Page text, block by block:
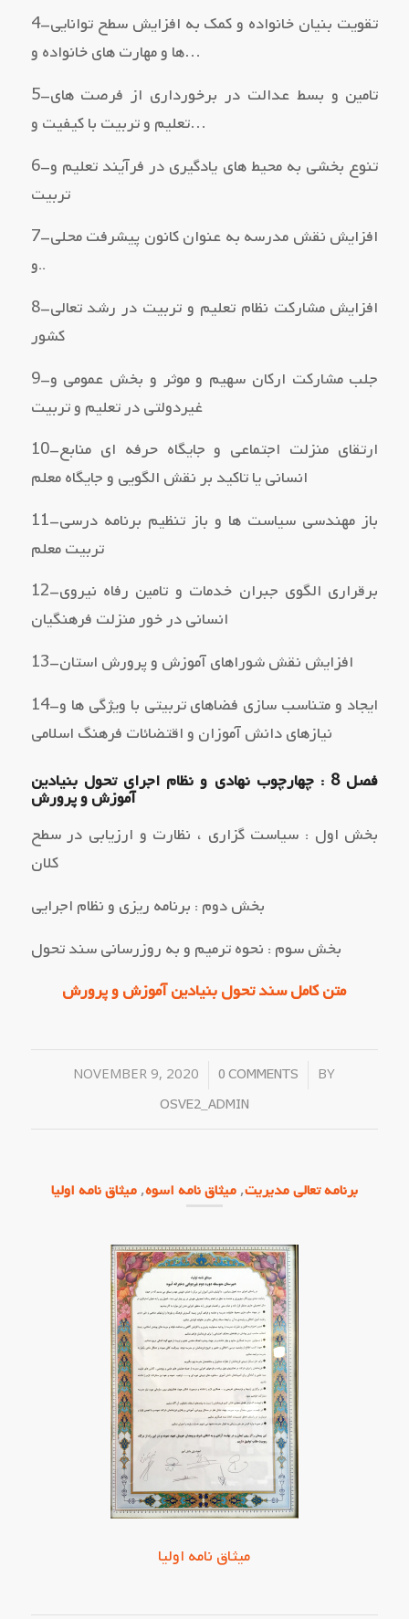
4–تقویت بنیان خانواده و کمک به افزایش سطح توانایی
ها و مهارت هاي خانواده و…
5–تامین و بسط عدالت در برخورداري از فرصت هاي
تعلیم و تربیت با کیفیت و…
6–تنوع بخشی به محیط هاي یادگیري در فرآیند تعلیم و
تربیت
7–افزایش نقش مدرسه به عنوان کانون پیشرفت محلی
و..
8–افزایش مشارکت نظام تعلیم و تربیت در رشد تعالی
کشور
9–جلب مشارکت ارکان سهیم و موثر و بخش عمومی و
غیردولتی در تعلیم و تربیت
10–ارتقاي منزلت اجتماعی و جایگاه حرفه اي منابع
انسانی یا تاکید بر نقش الگویی و جایگاه معلم
11–باز مهندسی سیاست ها و باز تنظیم برنامه درسی
تربیت معلم
12–برقراري الگوي جبران خدمات و تامین رفاه نیروي
انسانی در خور منزلت فرهنگیان
13–افزایش نقش شوراهاي آموزش و پرورش استان
14–ایجاد و متناسب سازي فضاهاي تربیتی با ویژگی ها و
نیازهاي دانش آموزان و اقتضائات فرهنگ اسلامی
فصل 8 : چهارچوب نهادي و نظام اجراي تحول بنیادین
آموزش و پرورش
بخش اول : سیاست گزاري ، نظارت و ارزیابی در سطح
کلان
بخش دوم : برنامه ریزي و نظام اجرایی
بخش سوم : نحوه ترمیم و به روزرسانی سند تحول
متن کامل سند تحول بنیادین آموزش و پرورش
NOVEMBER 9, 2020
/ 0 COMMENTS
/ BY
OSVE2_ADMIN
برنامه تعالی مدیریت,میثاق نامه اسوه,میثاق نامه اولیا
میثاق نامه اولیا